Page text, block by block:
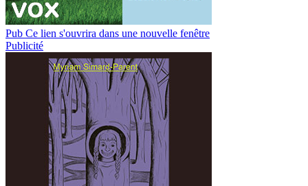
Pub Ce lien s'ouvrira dans une nouvelle fenêtre
Publicité